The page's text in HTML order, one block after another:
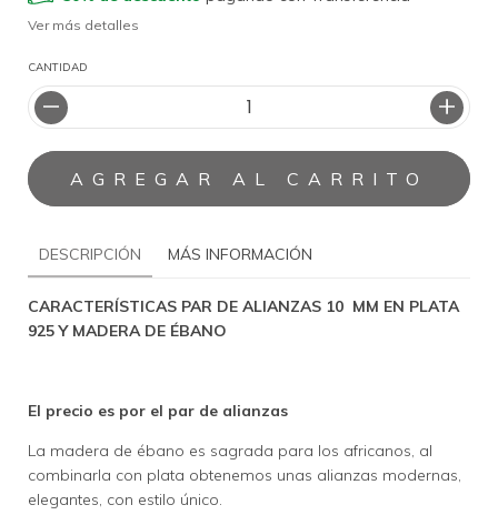
Ver más detalles
CANTIDAD
DESCRIPCIÓN MÁS INFORMACIÓN
CARACTERÍSTICAS PAR DE ALIANZAS 10 MM EN PLATA
925 Y MADERA DE ÉBANO
El precio es por el par de alianzas
La madera de ébano es sagrada para los africanos, al
combinarla con plata obtenemos unas alianzas modernas,
elegantes, con estilo único.